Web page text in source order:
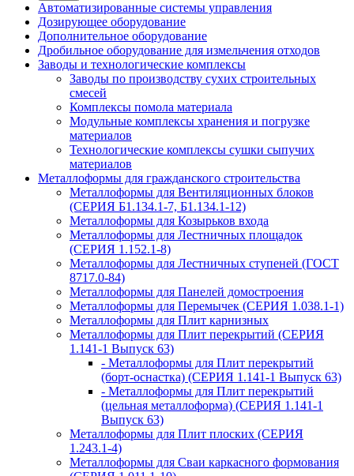
Автоматизированные системы управления
Дозирующее оборудование
Дополнительное оборудование
Дробильное оборудование для измельчения отходов
Заводы и технологические комплексы
Заводы по производству сухих строительных
смесей
Комплексы помола материала
Модульные комплексы хранения и погрузке
материалов
Технологические комплексы сушки сыпучих
материалов
Металлоформы для гражданского строительства
Металлоформы для Вентиляционных блоков
(СЕРИЯ Б1.134.1-7, Б1.134.1-12)
Металлоформы для Козырьков входа
Металлоформы для Лестничных площадок
(СЕРИЯ 1.152.1-8)
Металлоформы для Лестничных ступеней (ГОСТ
8717.0-84)
Металлоформы для Панелей домостроения
Металлоформы для Перемычек (СЕРИЯ 1.038.1-1)
Металлоформы для Плит карнизных
Металлоформы для Плит перекрытий (СЕРИЯ
1.141-1 Выпуск 63)
- Металлоформы для Плит перекрытий
(борт-оснастка) (СЕРИЯ 1.141-1 Выпуск 63)
- Металлоформы для Плит перекрытий
(цельная металлоформа) (СЕРИЯ 1.141-1
Выпуск 63)
Металлоформы для Плит плоских (СЕРИЯ
1.243.1-4)
Металлоформы для Сваи каркасного формования